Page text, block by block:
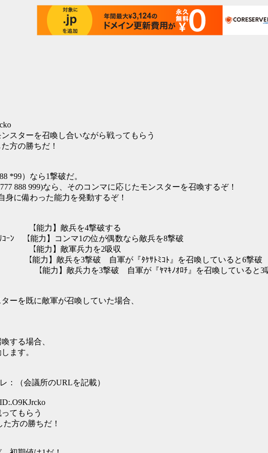
スターを召喚し合いながら戦ってもらう
方の勝ちだ！
*99）なら1撃破だ。
888 999)なら、そのコンマに応じたモンスターを召喚するぞ！
に備わった能力を発動するぞ！
ﾞｰ. 【能力】敵兵を4撃破する
ｺｰﾝ 【能力】コンマ1の位が偶数なら敵兵を8撃破
ﾞﾙ 【能力】敵軍兵力を2吸収
【能力】敵兵を3撃破 自軍が『ﾀｹｻﾄﾐｺﾄ』を召喚していると6撃破
【能力】敵兵力を3撃破 自軍が『ﾔﾏｷﾉｵﾛﾁ』を召喚していると3
ーを既に敵軍が召喚していた場合、
する場合、
ます。
：（会議所のURLを記載）
てもらう
方の勝ちだ！